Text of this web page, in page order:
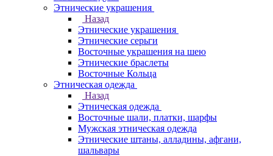
Этнические украшения
Назад
Этнические украшения
Этнические серьги
Восточные украшения на шею
Этнические браслеты
Восточные Кольца
Этническая одежда
Назад
Этническая одежда
Восточные шали, платки, шарфы
Мужская этническая одежда
Этнические штаны, алладины, афгани,
шальвары